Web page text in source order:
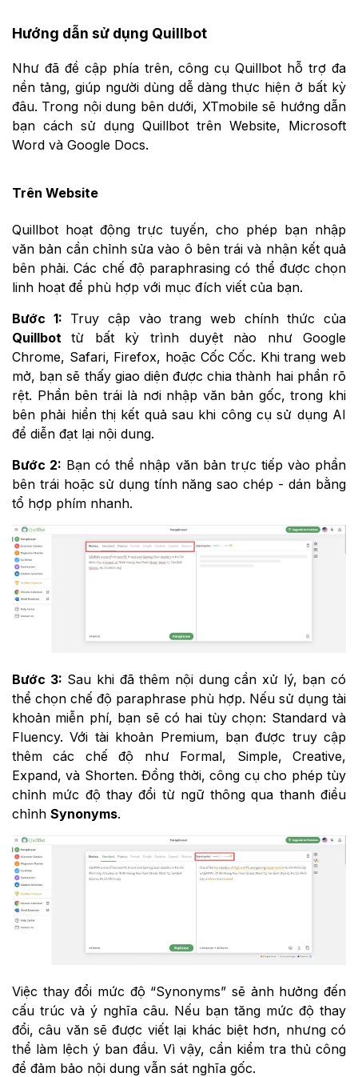
Hướng dẫn sử dụng Quillbot
Như đã đề cập phía trên, công cụ Quillbot hỗ trợ đa
nền tảng, giúp người dùng dễ dàng thực hiện ở bất kỳ
đâu. Trong nội dung bên dưới, XTmobile sẽ hướng dẫn
bạn cách sử dụng Quillbot trên Website, Microsoft
Word và Google Docs.
Trên Website
Quillbot hoạt động trực tuyến, cho phép bạn nhập
văn bản cần chỉnh sửa vào ô bên trái và nhận kết quả
bên phải. Các chế độ paraphrasing có thể được chọn
linh hoạt để phù hợp với mục đích viết của bạn.
Bước 1: Truy cập vào trang web chính thức của
Quillbottừ bất kỳ trình duyệt nào như Google
Chrome, Safari, Firefox, hoặc Cốc Cốc. Khi trang web
mở, bạn sẽ thấy giao diện được chia thành hai phần rõ
rệt. Phần bên trái là nơi nhập văn bản gốc, trong khi
bên phải hiển thị kết quả sau khi công cụ sử dụng AI
để diễn đạt lại nội dung.
Bước 2: Bạn có thể nhập văn bản trực tiếp vào phần
bên trái hoặc sử dụng tính năng sao chép - dán bằng
tổ hợp phím nhanh.
Bước 3: Sau khi đã thêm nội dung cần xử lý, bạn có
thể chọn chế độ paraphrase phù hợp. Nếu sử dụng tài
khoản miễn phí, bạn sẽ có hai tùy chọn: Standard và
Fluency. Với tài khoản Premium, bạn được truy cập
thêm các chế độ như Formal, Simple, Creative,
Expand, và Shorten. Đồng thời, công cụ cho phép tùy
chỉnh mức độ thay đổi từ ngữ thông qua thanh điều
chỉnh Synonyms.
Việc thay đổi mức độ “Synonyms” sẽ ảnh hưởng đến
cấu trúc và ý nghĩa câu. Nếu bạn tăng mức độ thay
đổi, câu văn sẽ được viết lại khác biệt hơn, nhưng có
thể làm lệch ý ban đầu. Vì vậy, cần kiểm tra thủ công
để đảm bảo nội dung vẫn sát nghĩa gốc.